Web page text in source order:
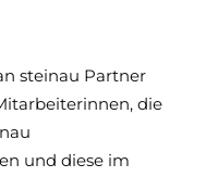
steinau Partner
die
und diese im